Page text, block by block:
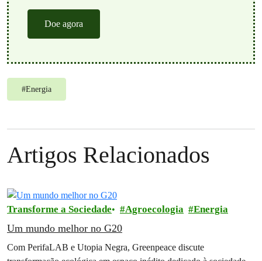
Doe agora
#Energia
Artigos Relacionados
Transforme a Sociedade Agroecologia Energia
Um mundo melhor no G20
Com PerifaLAB e Utopia Negra, Greenpeace discute